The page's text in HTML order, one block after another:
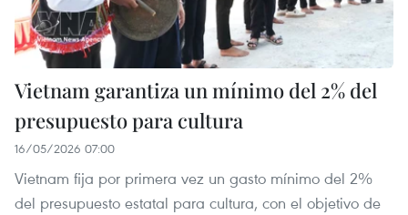
Vietnam garantiza un mínimo del 2% del
presupuesto para cultura
16/05/2026 07:00
Vietnam fija por primera vez un gasto mínimo del 2%
del presupuesto estatal para cultura, con el objetivo de